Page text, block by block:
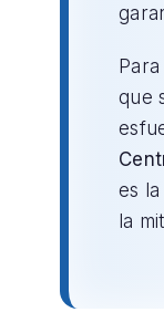
que
es
la